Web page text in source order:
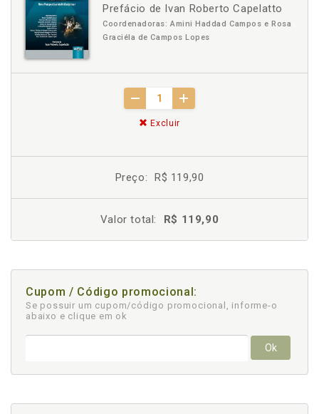
Prefácio de Ivan Roberto Capelatto
Coordenadoras: Amini Haddad Campos e Rosa
Graciéla de Campos Lopes
Excluir
Preço: R$ 119,90
Valor total: R$ 119,90
Cupom / Código promocional:
Se possuir um cupom/código promocional, informe-o
abaixo e clique em ok
Ok